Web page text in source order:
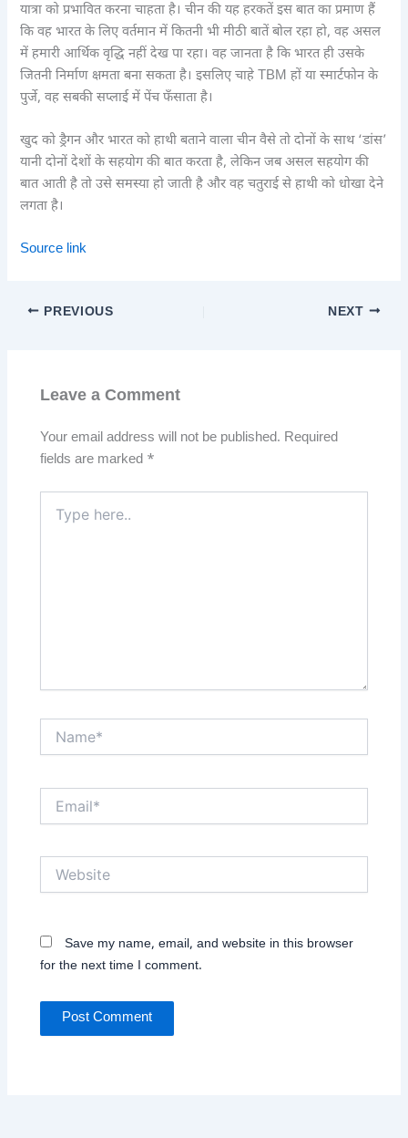
यात्रा को प्रभावित करना चाहता है। चीन की यह हरकतें इस बात का प्रमाण हैं
कि वह भारत के लिए वर्तमान में कितनी भी मीठी बातें बोल रहा हो, वह असल
में हमारी आर्थिक वृद्धि नहीं देख पा रहा। वह जानता है कि भारत ही उसके
जितनी निर्माण क्षमता बना सकता है। इसलिए चाहे TBM हों या स्मार्टफोन के
पुर्जे, वह सबकी सप्लाई में पेंच फँसाता है।
खुद को ड्रैगन और भारत को हाथी बताने वाला चीन वैसे तो दोनों के साथ ‘डांस’
यानी दोनों देशों के सहयोग की बात करता है, लेकिन जब असल सहयोग की
बात आती है तो उसे समस्या हो जाती है और वह चतुराई से हाथी को धोखा देने
लगता है।
Source link
PREVIOUS NEXT
Leave a Comment
Your email address will not be published. Required
fields are marked *
here..
Save my name, email, and website in this browser
for the next time I comment.